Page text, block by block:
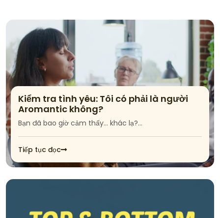
Kiểm tra tình yêu: Tôi có phải là người
Aromantic không?
Bạn đã bao giờ cảm thấy… khác lạ?…
Tiếp tục đọc